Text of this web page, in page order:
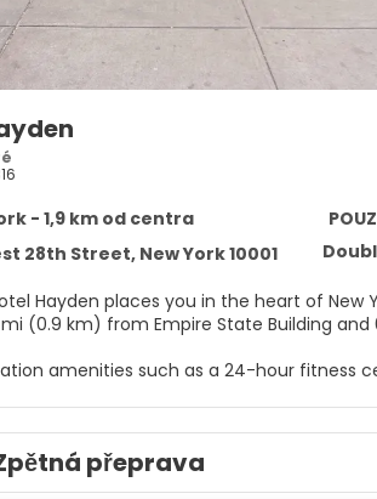
- 1,9 km od centra
28th Street, New York 10001
Hayden places you in the heart of New
(0.9 km) from Empire State Building and
amenities such as a 24-hour fitness
at home in one of the 122 air-
you connected, and cable
and hair dryers. Conveniences
přeprava